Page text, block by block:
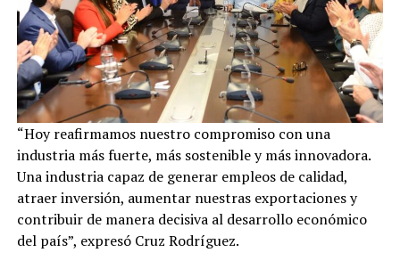
“Hoy reafirmamos nuestro compromiso con una
industria más fuerte, más sostenible y más innovadora.
Una industria capaz de generar empleos de calidad,
atraer inversión, aumentar nuestras exportaciones y
contribuir de manera decisiva al desarrollo económico
del país”, expresó Cruz Rodríguez.